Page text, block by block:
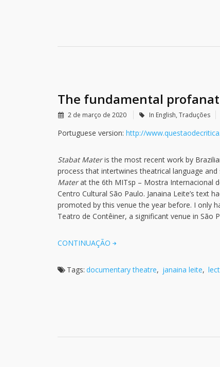
The fundamental
2 de março de 2020 In English, Traduções
Portuguese version: http://
Stabat Materis the most recent work by
process that intertwines theatrical language
Materat the 6th MITsp – Mostra Internacional
Centro Cultural São Paulo. Janaina Leite’s text
promoted by this venue the year before. I only
Teatro de Contêiner, a significant venue in São
CONTINUAÇÃO
Tags: documentary theatre, janaina leite,